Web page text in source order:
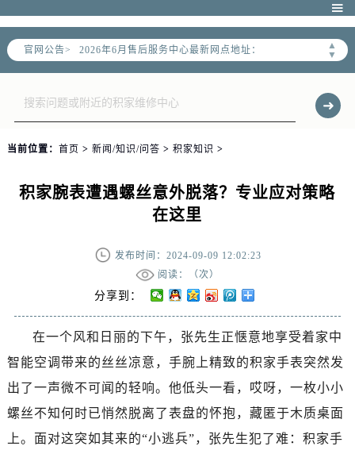

官网公告>
▲
▼
2026年6月北京市官方售后客户服务热线：
2026年6月售后服务中心最新网点地址：
北京市东城区东长安街1号东方广场写字楼W3座6层602室（需提前预约）
北京市朝阳区建国门外大街甲6号华熙国际中心D座11层1102室售后服务中心（需提前预约）
节假日正常营业！
当前位置： 首页 > 新闻/知识/问答 > 积家知识 >
积家腕表遭遇螺丝意外脱落？专业应对策略
在这里
发布时间：2024-09-09 12:02:23
阅读：（次）
分享到：
在一个风和日丽的下午，张先生正惬意地享受着家中
智能空调带来的丝丝凉意，手腕上精致的积家手表突然发
出了一声微不可闻的轻响。他低头一看，哎呀，一枚小小
螺丝不知何时已悄然脱离了表盘的怀抱，藏匿于木质桌面
上。面对这突如其来的“小逃兵”，张先生犯了难：积家手